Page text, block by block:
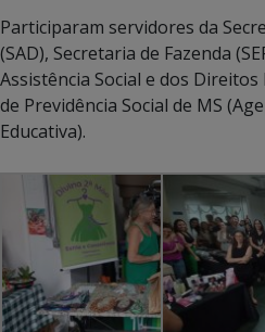
Participaram servidores da
(SAD), Secretaria de Fazenda
Assistência Social e dos Direitos
de Previdência Social de MS
Educativa).